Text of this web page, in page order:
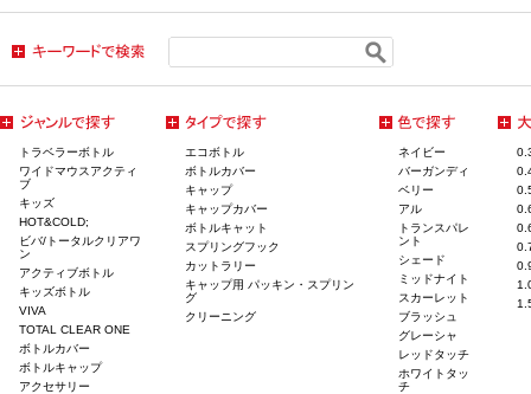
トラベラーボトル
ワイドマウスアクティ
ブ
キッズ
HOT&COLD;
ビバ/トータルクリアワ
ン
アクティブボトル
キッズボトル
VIVA
TOTAL CLEAR ONE
ボトルカバー
ボトルキャップ
アクセサリー
エコボトル
ボトルカバー
キャップ
キャップカバー
ボトルキャット
スプリングフック
カットラリー
キャップ用 パッキン・スプリン
グ
クリーニング
ネイビー
バーガンディ
ベリー
アル
トランスパレ
ント
シェード
ミッドナイト
スカーレット
ブラッシュ
グレーシャ
レッドタッチ
ホワイトタッ
チ